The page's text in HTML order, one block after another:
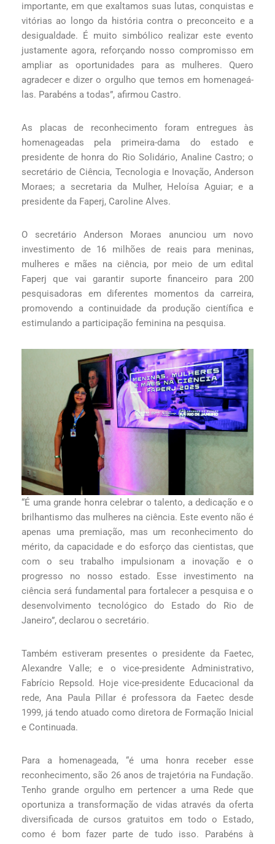
importante, em que exaltamos suas lutas, conquistas e
vitórias ao longo da história contra o preconceito e a
desigualdade. É muito simbólico realizar este evento
justamente agora, reforçando nosso compromisso em
ampliar as oportunidades para as mulheres. Quero
agradecer e dizer o orgulho que temos em homenageá-
las. Parabéns a todas”, afirmou Castro.
As placas de reconhecimento foram entregues às
homenageadas pela primeira-dama do estado e
presidente de honra do Rio Solidário, Analine Castro; o
secretário de Ciência, Tecnologia e Inovação, Anderson
Moraes; a secretaria da Mulher, Heloísa Aguiar; e a
presidente da Faperj, Caroline Alves.
O secretário Anderson Moraes anunciou um novo
investimento de 16 milhões de reais para meninas,
mulheres e mães na ciência, por meio de um edital
Faperj que vai garantir suporte financeiro para 200
pesquisadoras em diferentes momentos da carreira,
promovendo a continuidade da produção científica e
estimulando a participação feminina na pesquisa.
“É uma grande honra celebrar o talento, a dedicação e o
brilhantismo das mulheres na ciência. Este evento não é
apenas uma premiação, mas um reconhecimento do
mérito, da capacidade e do esforço das cientistas, que
com o seu trabalho impulsionam a inovação e o
progresso no nosso estado. Esse investimento na
ciência será fundamental para fortalecer a pesquisa e o
desenvolvimento tecnológico do Estado do Rio de
Janeiro”, declarou o secretário.
Também estiveram presentes o presidente da Faetec,
Alexandre Valle; e o vice-presidente Administrativo,
Fabrício Repsold. Hoje vice-presidente Educacional da
rede, Ana Paula Pillar é professora da Faetec desde
1999, já tendo atuado como diretora de Formação Inicial
e Continuada.
Para a homenageada, “é uma honra receber esse
reconhecimento, são 26 anos de trajetória na Fundação.
Tenho grande orgulho em pertencer a uma Rede que
oportuniza a transformação de vidas através da oferta
diversificada de cursos gratuitos em todo o Estado,
como é bom fazer parte de tudo isso. Parabéns à